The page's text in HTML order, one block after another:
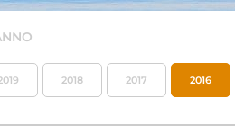
2018 2017 2016